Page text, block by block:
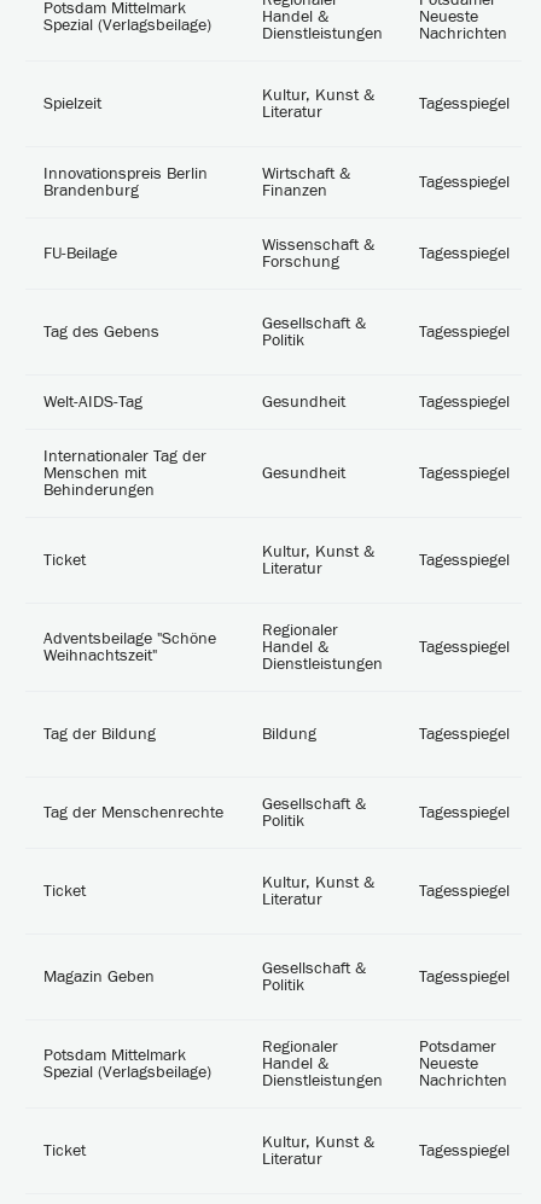
Potsdam Mittelmark
Spezial (Verlagsbeilage)
Handel &
Dienstleistungen
Neueste
Nachrichten
Spielzeit
Kultur, Kunst &
Literatur
Tagesspiegel
Innovationspreis Berlin
Brandenburg
Wirtschaft &
Finanzen
Tagesspiegel
FU-Beilage
Wissenschaft &
Forschung
Tagesspiegel
Tag des Gebens
Gesellschaft &
Politik
Tagesspiegel
Welt-AIDS-Tag Gesundheit Tagesspiegel
Internationaler Tag der
Menschen mit
Behinderungen
Gesundheit Tagesspiegel
Ticket
Kultur, Kunst &
Literatur
Tagesspiegel
Adventsbeilage "Schöne
Weihnachtszeit"
Regionaler
Handel &
Dienstleistungen
Tagesspiegel
Tag der Bildung Bildung Tagesspiegel
Tag der Menschenrechte
Gesellschaft &
Politik
Tagesspiegel
Ticket
Kultur, Kunst &
Literatur
Tagesspiegel
Magazin Geben
Gesellschaft &
Politik
Tagesspiegel
Potsdam Mittelmark
Spezial (Verlagsbeilage)
Regionaler
Handel &
Dienstleistungen
Potsdamer
Neueste
Nachrichten
Ticket
Kultur, Kunst &
Literatur
Tagesspiegel